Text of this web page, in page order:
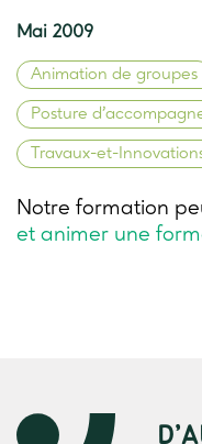
Mai 2009
Animation de groupes
Posture
Travaux-et-
Notre formation
et animer une